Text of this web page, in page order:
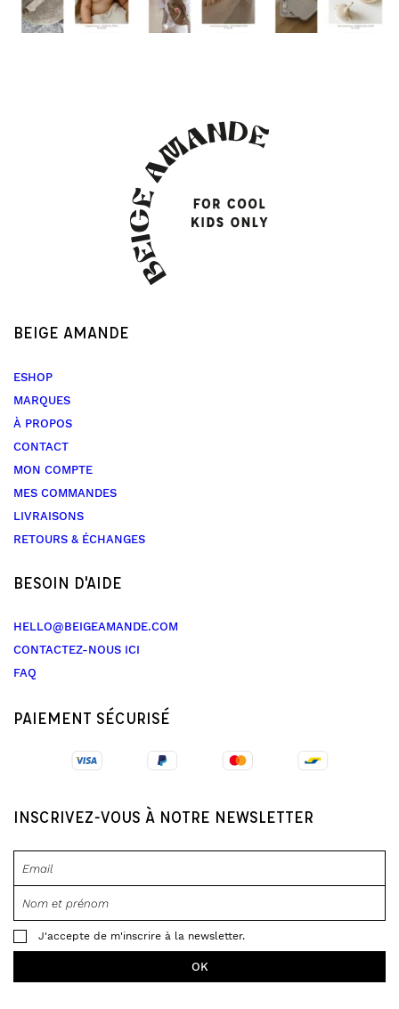
BEIGE AMANDE
ESHOP
MARQUES
À PROPOS
CONTACT
MON COMPTE
MES COMMANDES
LIVRAISONS
RETOURS & ÉCHANGES
BESOIN D'AIDE
HELLO@BEIGEAMANDE.COM
CONTACTEZ-NOUS ICI
FAQ
PAIEMENT SÉCURISÉ
INSCRIVEZ-VOUS À NOTRE NEWSLETTER
J'accepte de m'inscrire à la newsletter.